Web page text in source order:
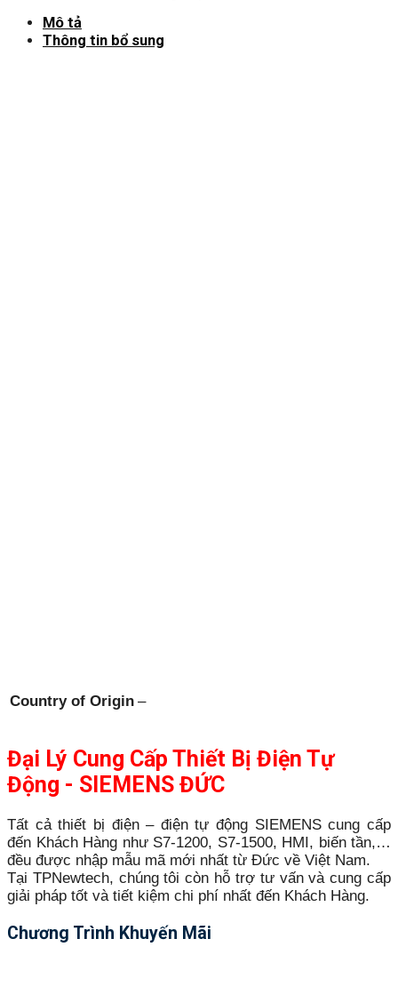
Mô tả
Thông tin bổ sung
Country of Origin –
Đại Lý Cung Cấp Thiết Bị Điện Tự
Động - SIEMENS ĐỨC
Tất cả thiết bị điện – điện tự động SIEMENS cung cấp
đến Khách Hàng như S7-1200, S7-1500, HMI, biến tần,…
đều được nhập mẫu mã mới nhất từ Đức về Việt Nam.
Tại TPNewtech, chúng tôi còn hỗ trợ tư vấn và cung cấp
giải pháp tốt và tiết kiệm chi phí nhất đến Khách Hàng.
Chương Trình Khuyến Mãi